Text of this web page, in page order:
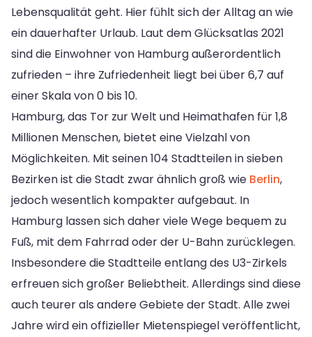
Lebensqualität geht. Hier fühlt sich der Alltag an wie
ein dauerhafter Urlaub. Laut dem Glücksatlas 2021
sind die Einwohner von Hamburg außerordentlich
zufrieden – ihre Zufriedenheit liegt bei über 6,7 auf
einer Skala von 0 bis 10.
Hamburg, das Tor zur Welt und Heimathafen für 1,8
Millionen Menschen, bietet eine Vielzahl von
Möglichkeiten. Mit seinen 104 Stadtteilen in sieben
Bezirken ist die Stadt zwar ähnlich groß wie Berlin,
jedoch wesentlich kompakter aufgebaut. In
Hamburg lassen sich daher viele Wege bequem zu
Fuß, mit dem Fahrrad oder der U-Bahn zurücklegen.
Insbesondere die Stadtteile entlang des U3-Zirkels
erfreuen sich großer Beliebtheit. Allerdings sind diese
auch teurer als andere Gebiete der Stadt. Alle zwei
Jahre wird ein offizieller Mietenspiegel veröffentlicht,